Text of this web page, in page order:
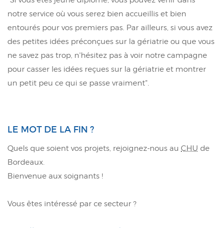
notre service où vous serez bien accueillis et bien
entourés pour vos premiers pas. Par ailleurs, si vous avez
des petites idées préconçues sur la gériatrie ou que vous
ne savez pas trop, n'hésitez pas à voir notre campagne
pour casser les idées reçues sur la gériatrie et montrer
un petit peu ce qui se passe vraiment".
LE MOT DE LA FIN ?
Quels que soient vos projets, rejoignez-nous au CHU de
Bordeaux.
Bienvenue aux soignants !
Vous êtes intéressé par ce secteur ?